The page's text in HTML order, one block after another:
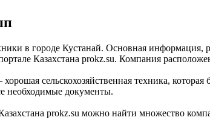
в городе Кустанай. Основная
Казахстана prokz.su. Компания
сельскохозяйственная техника,
необходимые документы.
prokz.su можно найти множество